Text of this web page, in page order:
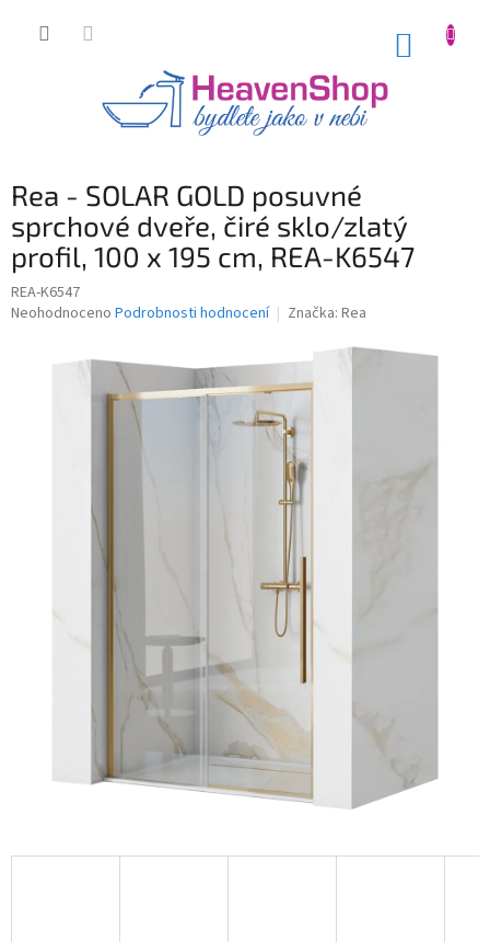
Rea - SOLAR GOLD posuvné
sprchové dveře, čiré sklo/zlatý
profil, 100 x 195 cm, REA-K6547
REA-K6547
Průměrné
Neohodnoceno Podrobnosti hodnocení Značka: Rea